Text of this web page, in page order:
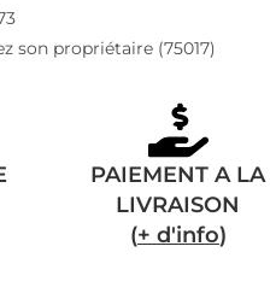
son propriétaire (75017)
PAIEMENT A LA
LIVRAISON
(+ d'info)